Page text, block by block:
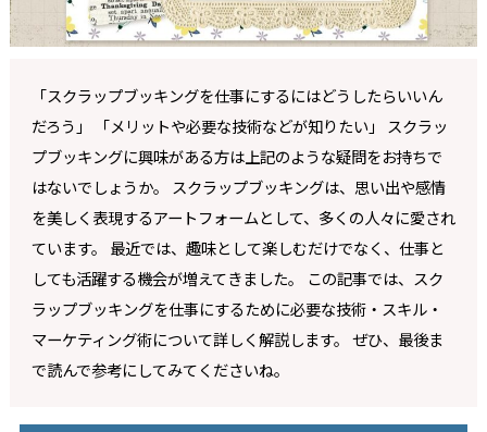
「スクラップブッキングを仕事にするにはどうしたらいいん
だろう」 「メリットや必要な技術などが知りたい」 スクラッ
プブッキングに興味がある方は上記のような疑問をお持ちで
はないでしょうか。 スクラップブッキングは、思い出や感情
を美しく表現するアートフォームとして、多くの人々に愛され
ています。 最近では、趣味として楽しむだけでなく、仕事と
しても活躍する機会が増えてきました。 この記事では、スク
ラップブッキングを仕事にするために必要な技術・スキル・
マーケティング術について詳しく解説します。 ぜひ、最後ま
で読んで参考にしてみてくださいね。